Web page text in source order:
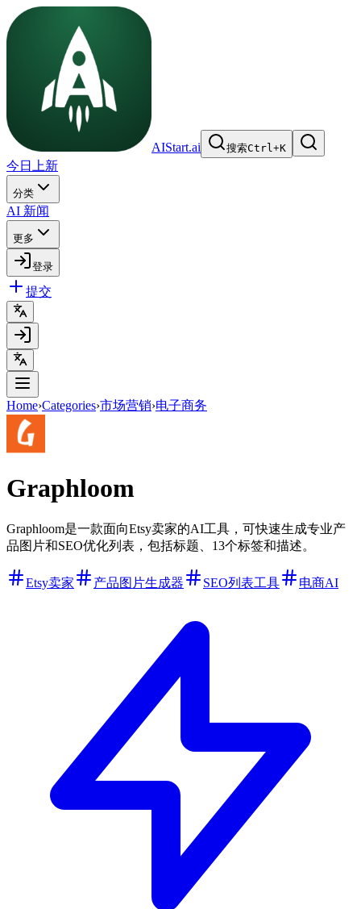
AIStart.ai 搜索Ctrl+K
今日上新
分类
AI 新闻
更多
登录
提交
Home›Categories›市场营销›电子商务
Graphloom
Graphloom是一款面向Etsy卖家的AI工具，可快速生成专业产
品图片和SEO优化列表，包括标题、13个标签和描述。
Etsy卖家 产品图片生成器 SEO列表工具 电商AI